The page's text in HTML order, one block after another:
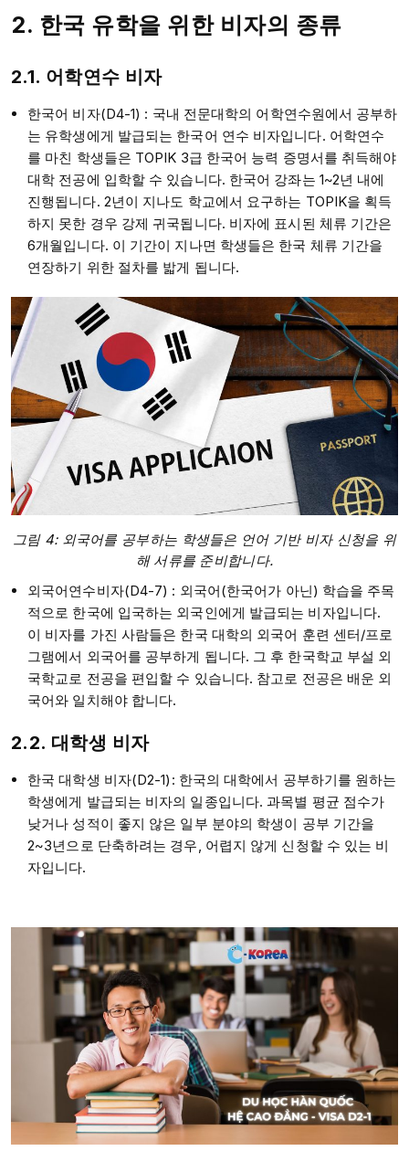
2. 한국 유학을 위한 비자의 종류
2.1. 어학연수 비자
한국어 비자(D4-1) : 국내 전문대학의 어학연수원에서 공부하
는 유학생에게 발급되는 한국어 연수 비자입니다. 어학연수
를 마친 학생들은 TOPIK 3급 한국어 능력 증명서를 취득해야
대학 전공에 입학할 수 있습니다. 한국어 강좌는 1~2년 내에
진행됩니다. 2년이 지나도 학교에서 요구하는 TOPIK을 획득
하지 못한 경우 강제 귀국됩니다. 비자에 표시된 체류 기간은
6개월입니다. 이 기간이 지나면 학생들은 한국 체류 기간을
연장하기 위한 절차를 밟게 됩니다.
그림 4: 외국어를 공부하는 학생들은 언어 기반 비자 신청을 위
해 서류를 준비합니다.
외국어연수비자(D4-7) : 외국어(한국어가 아닌) 학습을 주목
적으로 한국에 입국하는 외국인에게 발급되는 비자입니다.
이 비자를 가진 사람들은 한국 대학의 외국어 훈련 센터/프로
그램에서 외국어를 공부하게 됩니다. 그 후 한국학교 부설 외
국학교로 전공을 편입할 수 있습니다. 참고로 전공은 배운 외
국어와 일치해야 합니다.
2.2. 대학생 비자
한국 대학생 비자(D2-1): 한국의 대학에서 공부하기를 원하는
학생에게 발급되는 비자의 일종입니다. 과목별 평균 점수가
낮거나 성적이 좋지 않은 일부 분야의 학생이 공부 기간을
2~3년으로 단축하려는 경우, 어렵지 않게 신청할 수 있는 비
자입니다.